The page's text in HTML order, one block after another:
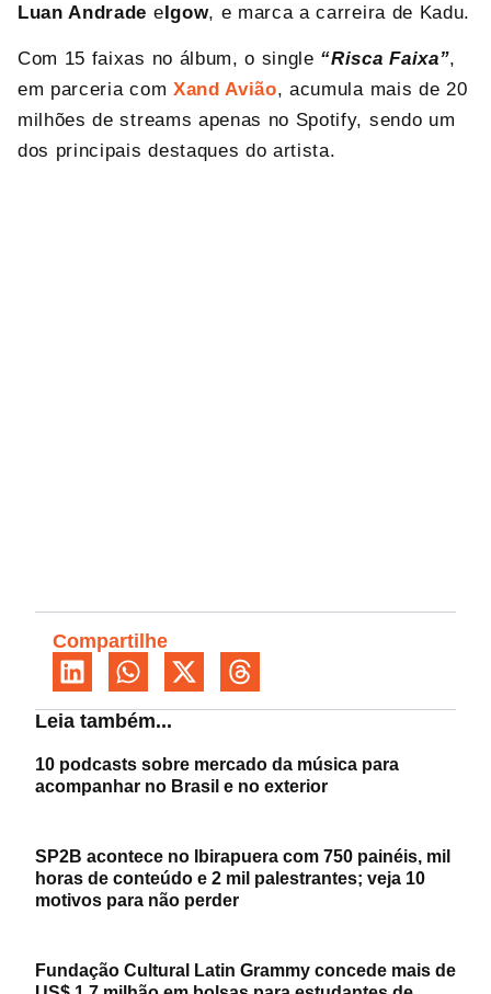
Luan Andrade eIgow, e marca a carreira de Kadu.
Com 15 faixas no álbum, o single “Risca Faixa”,
em parceria com Xand Avião, acumula mais de 20
milhões de streams apenas no Spotify, sendo um
dos principais destaques do artista.
Compartilhe
Leia também...
10 podcasts sobre mercado da música para
acompanhar no Brasil e no exterior
SP2B acontece no Ibirapuera com 750 painéis, mil
horas de conteúdo e 2 mil palestrantes; veja 10
motivos para não perder
Fundação Cultural Latin Grammy concede mais de